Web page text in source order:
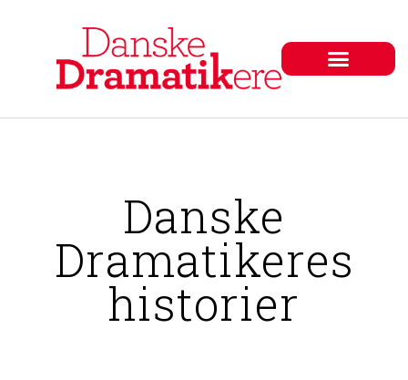
Danske
Dramatikeres
historier